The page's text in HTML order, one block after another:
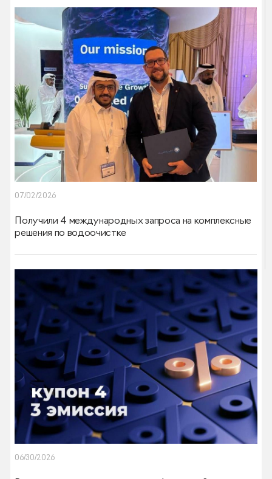
07/02/2026
Получили 4 международных запроса на комплексные
решения по водоочистке
06/30/2026